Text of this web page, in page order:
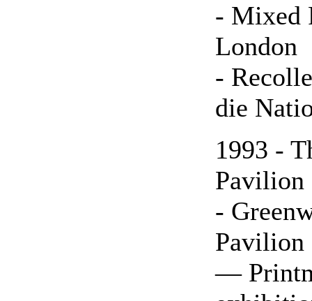
- Mixed
London
-
die
1993 -
Pavilion
-
Pavilion
—